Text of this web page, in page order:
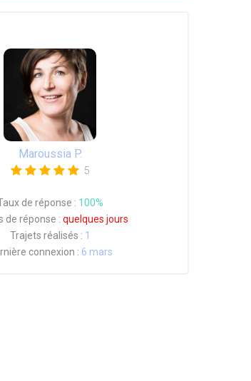
Maroussia P.
5
de réponse : 100%
de réponse : quelques jours
Trajets réalisés : 1
connexion : 6 mars